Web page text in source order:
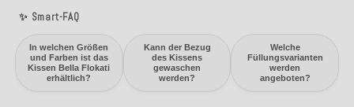
✨ Smart-FAQ
In welchen Größen
und Farben ist das
Kissen Bella Flokati
erhältlich?
Kann der Bezug
des Kissens
gewaschen
werden?
Welche
Füllungsvarianten
werden
angeboten?